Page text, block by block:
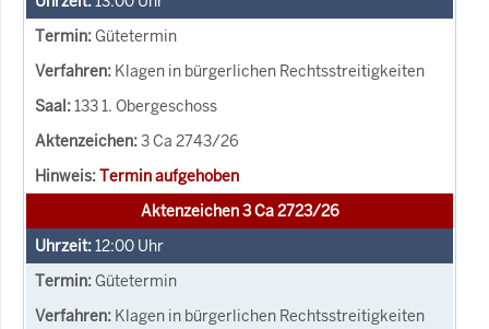
Gütetermin
Klagen in bürgerlichen Rechtsstreitigkeiten
133 1. Obergeschoss
3 Ca 2743/26
Termin aufgehoben
Aktenzeichen 3 Ca 2723/26
12:00 Uhr
Gütetermin
Klagen in bürgerlichen Rechtsstreitigkeiten